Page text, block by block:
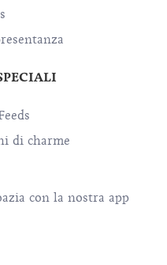
di charme
con la nostra app